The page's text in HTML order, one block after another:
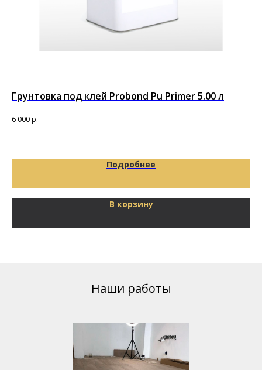
Грунтовка под клей Probond Pu Primer 5.00 л
6 000р.
Подробнее
В корзину
Наши работы